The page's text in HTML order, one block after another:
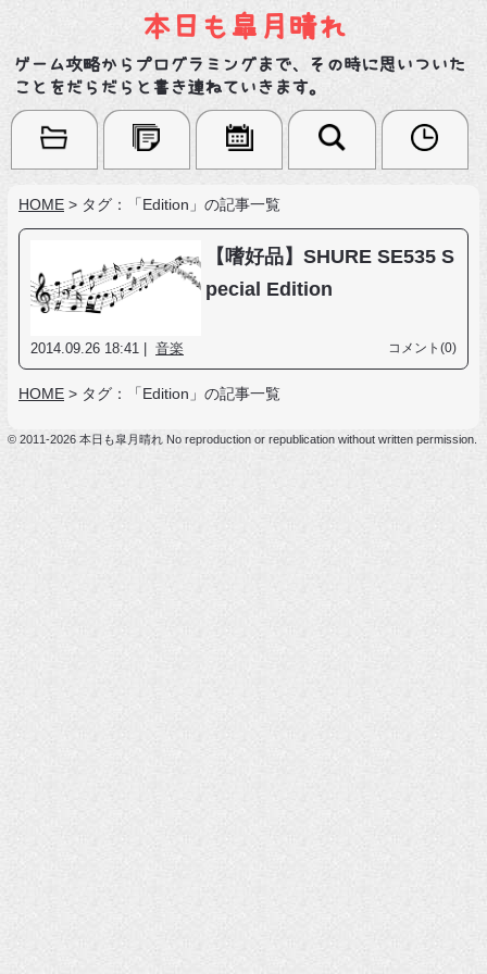
本日も皐月晴れ
ゲーム攻略からプログラミングまで、その時に思いついた
ことをだらだらと書き連ねていきます。
HOME > タグ：「Edition」の記事一覧
【嗜好品】SHURE SE535 S
pecial Edition
2014.09.26 18:41 | 音楽 コメント(0)
HOME > タグ：「Edition」の記事一覧
© 2011-2026 本日も皐月晴れ No reproduction or republication without written permission.